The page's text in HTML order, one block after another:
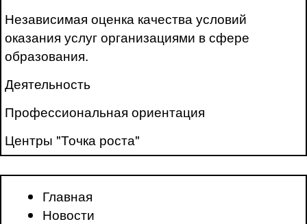
Независимая оценка качества условий
оказания услуг организациями в сфере
образования.
Деятельность
Профессиональная ориентация
Центры "Точка роста"
Главная
Новости